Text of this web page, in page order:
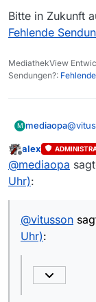
Bitte in Zukunft
Fehlende
MediathekView
Sendungen?:
M mediaopa@
Gut
Offline
alex
@mediaopa
Uhr):
@vitusson
Uhr):